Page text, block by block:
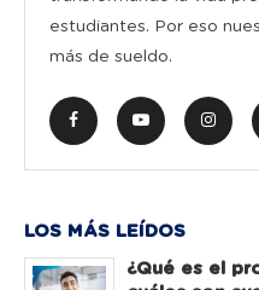
estudiantes. Por eso
más de sueldo.
LOS MÁS LEÍDOS
¿Qué es el